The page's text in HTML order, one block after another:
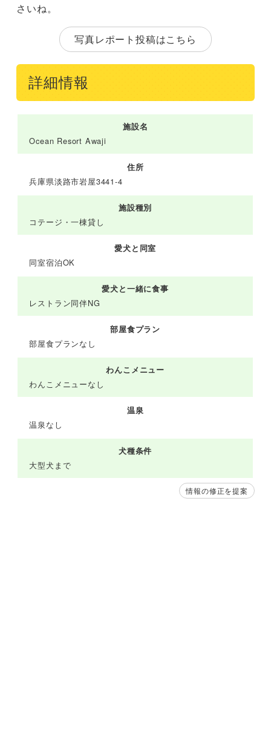
さいね。
写真レポート投稿はこちら
詳細情報
施設名
Ocean Resort Awaji
住所
兵庫県淡路市岩屋3441-4
施設種別
コテージ・一棟貸し
愛犬と同室
同室宿泊OK
愛犬と一緒に食事
レストラン同伴NG
部屋食プラン
部屋食プランなし
わんこメニュー
わんこメニューなし
温泉
温泉なし
犬種条件
大型犬まで
情報の修正を提案